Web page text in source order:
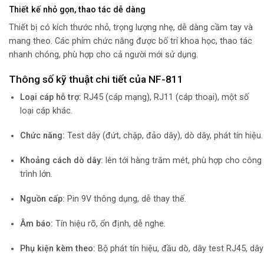
Thiết kế nhỏ gọn, thao tác dễ dàng
Thiết bị có kích thước nhỏ, trọng lượng nhẹ, dễ dàng cầm tay và
mang theo. Các phím chức năng được bố trí khoa học, thao tác
nhanh chóng, phù hợp cho cả người mới sử dụng.
Thông số kỹ thuật chi tiết của NF-811
Loại cáp hỗ trợ: RJ45 (cáp mạng), RJ11 (cáp thoại), một số
loại cáp khác.
Chức năng: Test dây (đứt, chập, đảo dây), dò dây, phát tín hiệu.
Khoảng cách dò dây: lên tới hàng trăm mét, phù hợp cho công
trình lớn.
Nguồn cấp: Pin 9V thông dụng, dễ thay thế.
Âm báo: Tín hiệu rõ, ổn định, dễ nghe.
Phụ kiện kèm theo: Bộ phát tín hiệu, đầu dò, dây test RJ45, dây